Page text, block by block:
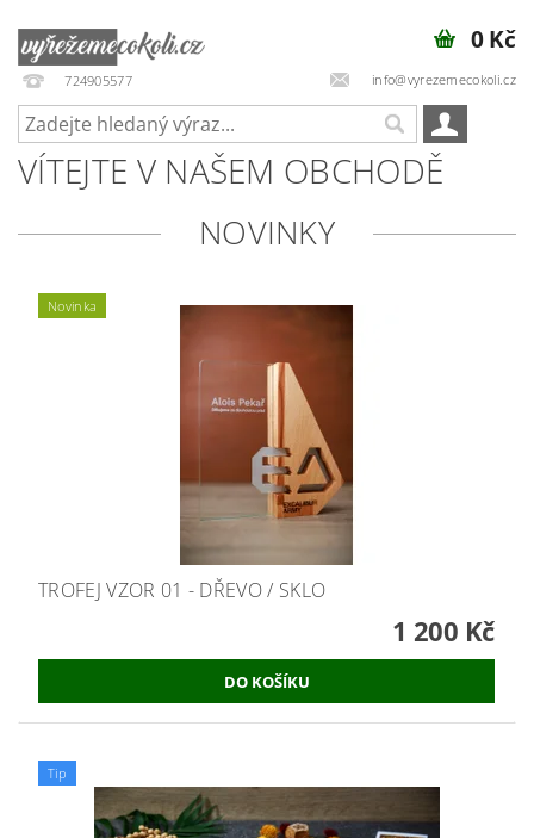
724905577 info@vyrezemecokoli.cz
0 Kč
VÍTEJTE V NAŠEM OBCHODĚ
NOVINKY
Novinka
TROFEJ VZOR 01 - DŘEVO / SKLO
1 200 Kč
Tip